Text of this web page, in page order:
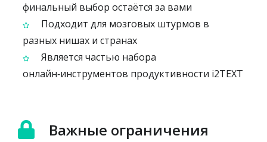
финальный выбор остаётся за вами
Подходит для мозговых штурмов в
разных нишах и странах
Является частью набора
онлайн‑инструментов продуктивности i2TEXT
Важные ограничения